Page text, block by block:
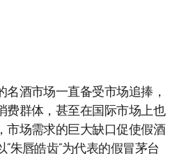
酒市场一直备受市场追捧，
费群体，甚至在国际市场上也
市场需求的巨大缺口促使假酒
朱唇皓齿”为代表的假冒茅台